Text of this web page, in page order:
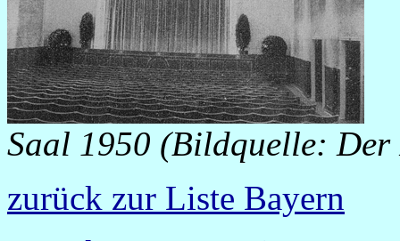
Saal 1950 (Bildquelle:
zurück zur Liste Bayern